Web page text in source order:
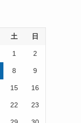
土 日
1 2
8 9
15 16
22 23